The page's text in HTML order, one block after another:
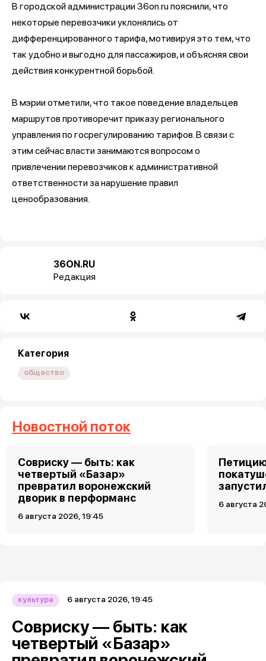
В городской администрации 36on.ru пояснили, что
некоторые перевозчики уклонялись от
дифференцированного тарифа, мотивируя это тем, что
так удобно и выгодно для пассажиров, и объясняя свои
действия конкурентной борьбой.
В мэрии отметили, что такое поведение владельцев
маршрутов противоречит приказу регионального
управления по госрегулированию тарифов. В связи с
этим сейчас власти занимаются вопросом о
привлечении перевозчиков к административной
ответственности за нарушение правил
ценообразования.
36ON.RU
Редакция
Категория
общество
Новостной поток
Совриску — быть: как
четвертый «Базар»
превратил воронежский
дворик в перформанс
6 августа 2026, 19:45
6 августа
культура 6 августа 2026, 19:45
Совриску — быть: как
четвертый «Базар»